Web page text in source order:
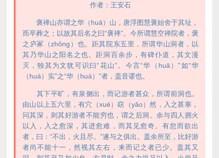
作者：王安石
褒禅山亦谓之华（huā）山，唐浮图慧褒始舍于其址，
而卒葬之；以故其后名之曰“褒禅”。今所谓慧空禅院者，褒
之庐冢（zhǒng）也。距其院东五里，所谓华山洞者，以
其乃华山之阳名之也。距洞百余步，有碑仆道，其文漫
灭，独其为文犹可识曰“花山”。今言“华（huā）”如“华
（huá）实”之“华（huá）”者，盖音谬也。
其下平旷，有泉侧出，而记游者甚众，所谓前洞也。
由山以上五六里，有穴（xué）窈（yǎo）然，入之甚寒，
问其深，则其好游者不能穷也，谓之后洞。余与四人拥火
以入，入之愈深，其进愈难，而其见愈奇。有怠而欲出
者，曰：“不出，火且尽。”遂与之俱出。盖余所至，比好游
者尚不能十一，然视其左右，来而记之者已少。盖其又